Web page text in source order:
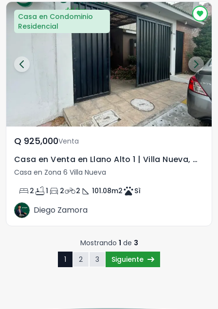
Casa en Condominio
Residencial
Q	925,000Venta
Casa en Venta en Llano Alto 1 | Villa Nueva, Catalina
Casa en Zona 6 Villa Nueva
bed 2 bathtub1 directions_car 2motorcycle2 square_foot 101.08m2petsSì
Diego Zamora
Mostrando 1 de 3
1
2 3 Siguiente